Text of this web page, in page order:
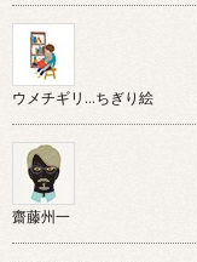
ウメチギリ…ちぎり絵
齋藤州一